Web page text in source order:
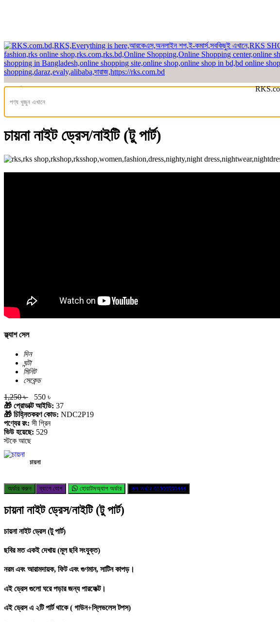
হেডলাইন RKS.com.bd -
চায়না নাইট ড্রেস/নাইটি (টু পার্ট)
ফ্ল্যাশ সেল
দিন
ঘন্টা
মিনিট
সেকেন্ড
1,250 ৳
550 ৳
🎁 প্রোডাক্ট আইডি: 37
🎁 চিহ্নিতকরণ কোড: NDC2P19
পণ্যের রং: সী গ্রিন
ভিউ হয়েছে: 529
স্টকে আছে
চায়না
অর্ডার করুন ব্যাগে যোগ হোয়াটসঅ্যাপ অর্ডার কল অর্ডার 01300550444
চায়না নাইট ড্রেস/নাইটি (টু পার্ট)
চায়না নাইট ড্রেস (টু পার্ট)
ছবির মত একই দেখায় (মূল ছবি সংযুক্ত)
নরম এবং আরামদায়ক, ফিট এবং গুণমান, সাটিন কাপড়।
এই ড্রেস গুলো ঘরে পড়ার জন্য পারফেক্ট।
এই ড্রেস এ ২টি পার্ট থাকে ( গাউন+স্লিভলেস টপস)